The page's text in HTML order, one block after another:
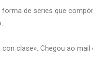
de series que
clase». Chegou ao mail